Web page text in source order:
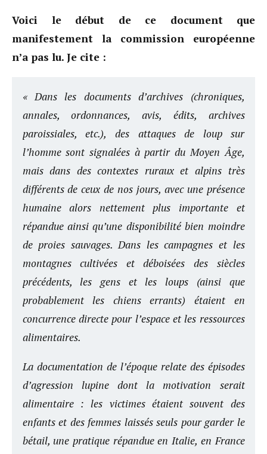
Voici le début de ce document que
manifestement la commission européenne
n’a pas lu. Je cite :
« Dans les documents d’archives (chroniques,
annales, ordonnances, avis, édits, archives
paroissiales, etc.), des attaques de loup sur
l’homme sont signalées à partir du Moyen Âge,
mais dans des contextes ruraux et alpins très
différents de ceux de nos jours, avec une présence
humaine alors nettement plus importante et
répandue ainsi qu’une disponibilité bien moindre
de proies sauvages. Dans les campagnes et les
montagnes cultivées et déboisées des siècles
précédents, les gens et les loups (ainsi que
probablement les chiens errants) étaient en
concurrence directe pour l’espace et les ressources
alimentaires.
La documentation de l’époque relate des épisodes
d’agression lupine dont la motivation serait
alimentaire : les victimes étaient souvent des
enfants et des femmes laissés seuls pour garder le
bétail, une pratique répandue en Italie, en France